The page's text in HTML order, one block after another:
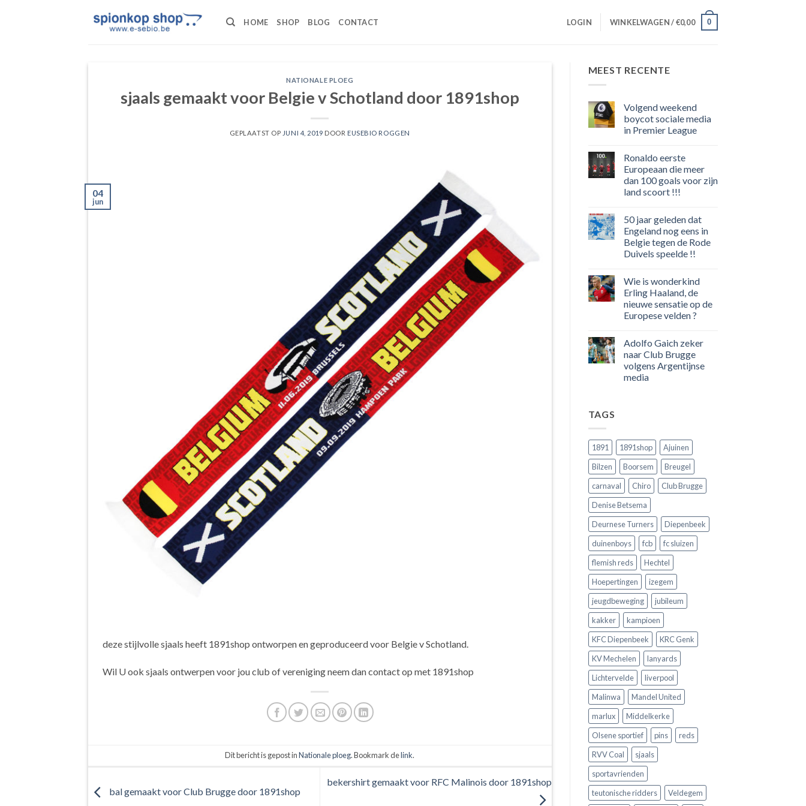
HOME SHOP BLOG CONTACT LOGIN WINKELWAGEN /€0,00 0
NATIONALE PLOEG
sjaals gemaakt voor Belgie v Schotland door 1891shop
GEPLAATST OP JUNI 4, 2019 DOOR EUSEBIO ROGGEN
04
jun
deze stijlvolle sjaals heeft 1891shop ontworpen en geproduceerd voor Belgie v Schotland.
Wil U ook sjaals ontwerpen voor jou club of vereniging neem dan contact op met 1891shop
Dit bericht is gepost inNationale ploeg. Bookmark delink.
bal gemaakt voor Club Brugge door 1891shop
bekershirt gemaakt voor RFC Malinois door 1891shop
MEEST RECENTE
Volgend weekend
boycot sociale media
in Premier League
op
Volgend
weekend
boycot
sociale
media
League
Ronaldo eerste
Europeaan die meer
dan 100 goals voor zijn
land scoort !!!
op
Ronaldo
eerste
Europeaan
die
meer
goals
voor
zijn
land
scoort
!!!
50 jaar geleden dat
Engeland nog eens in
Belgie tegen de Rode
Duivels speelde !!
op
50
jaar
geleden
dat
Engeland
in
tegen
de
Duivels
Wie is wonderkind
Erling Haaland, de
nieuwe sensatie op de
Europese velden ?
op
is
wonderkind
Erling
Haaland,
?
Adolfo Gaich zeker
naar Club Brugge
volgens Argentijnse
media
Club
Brugge
volgens
Argentijnse
media
TAGS
1891 1891shop
Ajuinen
Bilzen
Boorsem
Breugel
carnaval
Chiro
Club Brugge
Denise Betsema
Deurnese Turners
Diepenbeek
duinenboys
fcb
fc sluizen
flemish reds
Hechtel
Hoepertingen
izegem
jeugdbeweging
jubileum
kakker
kampioen
KFC Diepenbeek
KRC Genk
KV Mechelen
lanyards
Lichtervelde
liverpool
Malinwa
Mandel United
marlux
Middelkerke
Olsene sportief
pins
reds
RVV Coal
sjaals
sportavrienden
teutonische ridders
Veldegem